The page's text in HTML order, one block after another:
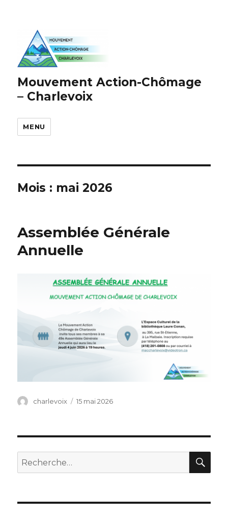
Mouvement Action-Chômage
– Charlevoix
MENU
Mois : mai 2026
Assemblée Générale
Annuelle
Auteur
charlevoix
Publié
15 mai 2026
Recherche
pour